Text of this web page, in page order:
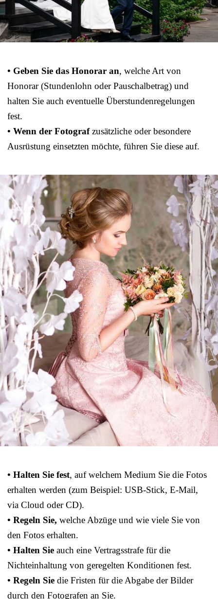
• Geben Sie das Honorar an, welche Art von
Honorar (Stundenlohn oder Pauschalbetrag) und
halten Sie auch eventuelle Überstundenregelungen
fest.
• Wenn der Fotografzusätzliche oder besondere
Ausrüstung einsetzten möchte, führen Sie diese auf.
• Halten Sie fest, auf welchem Medium Sie die Fotos
erhalten werden (zum Beispiel: USB-Stick, E-Mail,
via Cloud oder CD).
• Regeln Sie, welche Abzüge und wie viele Sie von
den Fotos erhalten.
• Halten Sie auch eine Vertragsstrafe für die
Nichteinhaltung von geregelten Konditionen fest.
• Regeln Sie die Fristen für die Abgabe der Bilder
durch den Fotografen an Sie.